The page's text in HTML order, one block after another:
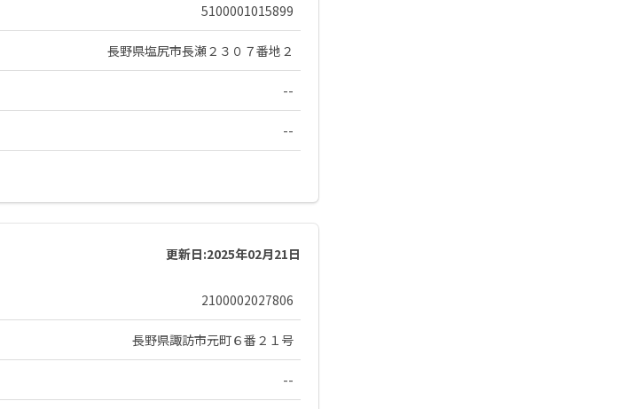
5100001015899
長野県塩尻市長瀬２３０７番地２
--
--
更新日:2025年02月21日
2100002027806
長野県諏訪市元町６番２１号
--